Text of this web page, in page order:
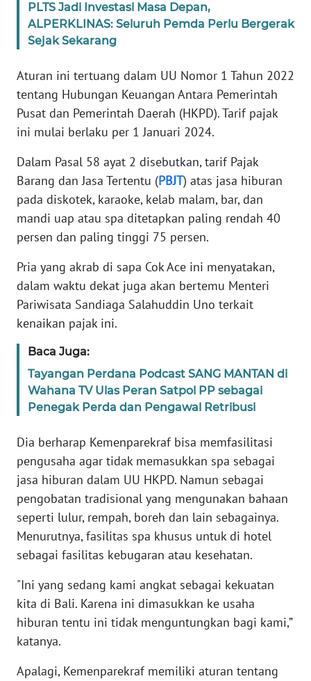
PLTS Jadi Investasi Masa Depan,
ALPERKLINAS: Seluruh Pemda Perlu Bergerak
Sejak Sekarang
Aturan ini tertuang dalam UU Nomor 1 Tahun 2022
tentang Hubungan Keuangan Antara Pemerintah
Pusat dan Pemerintah Daerah (HKPD). Tarif pajak
ini mulai berlaku per 1 Januari 2024.
Dalam Pasal 58 ayat 2 disebutkan, tarif Pajak
Barang dan Jasa Tertentu (PBJT) atas jasa hiburan
pada diskotek, karaoke, kelab malam, bar, dan
mandi uap atau spa ditetapkan paling rendah 40
persen dan paling tinggi 75 persen.
Pria yang akrab di sapa Cok Ace ini menyatakan,
dalam waktu dekat juga akan bertemu Menteri
Pariwisata Sandiaga Salahuddin Uno terkait
kenaikan pajak ini.
Baca Juga:
Tayangan Perdana Podcast SANG MANTAN di
Wahana TV Ulas Peran Satpol PP sebagai
Penegak Perda dan Pengawal Retribusi
Dia berharap Kemenparekraf bisa memfasilitasi
pengusaha agar tidak memasukkan spa sebagai
jasa hiburan dalam UU HKPD. Namun sebagai
pengobatan tradisional yang mengunakan bahaan
seperti lulur, rempah, boreh dan lain sebagainya.
Menurutnya, fasilitas spa khusus untuk di hotel
sebagai fasilitas kebugaran atau kesehatan.
"Ini yang sedang kami angkat sebagai kekuatan
kita di Bali. Karena ini dimasukkan ke usaha
hiburan tentu ini tidak menguntungkan bagi kami,”
katanya.
Apalagi, Kemenparekraf memiliki aturan tentang
WN
JAKARTA
JABAR
WN
BANTEN
WN
NTT
WN
KEPRI
WN
PAPUA
WN
BARAT
WN
RIAU
WN
SERAMBI
JAMBI
WN
SULTRA
WN
NTB
WN